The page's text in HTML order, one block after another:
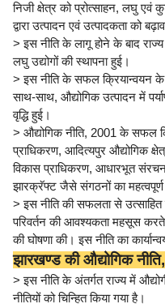
निजी क्षेत्र को प्रोत्साहन, लघु एवं
द्वारा उत्पादन एवं उत्पादकता को
> इस नीति के लागू होने के बाद
लघु उद्योगों की स्थापना हुई।
> इस नीति के सफल क्रियान्वयन के
साथ-साथ, औद्योगिक उत्पादन में
वृद्धि हुई।
> औद्योगिक नीति, 2001 के सफल
प्राधिकरण, आदित्यपुर औद्योगिक
विकास प्राधिकरण, आधारभूत
झारक्रॅफ्ट जैसे संगठनों का महत्वपूर्ण
> इस नीति की सफलता से
परिवर्तन की आवश्यकता महसूस
की घोषणा की। इस नीति का
झारखण्ड की औद्योगिक
> इस नीति के अंतर्गत राज्य में
नीतियों को चिन्हित किया गया है।